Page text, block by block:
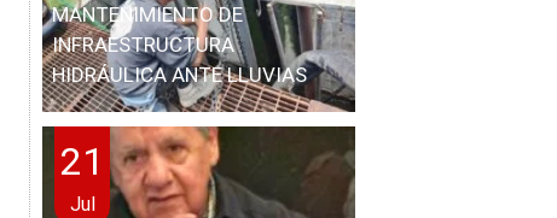
MANTENIMIENTO DE
INFRAESTRUCTURA
HIDRÁULICA ANTE LLUVIAS
21
Jul